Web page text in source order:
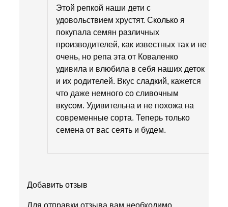
Этой репкой наши дети с
удовольствием хрустят. Сколько я
покупала семян различных
производителей, как известных так и не
очень, но репа эта от Коваленко
удивила и влюбила в себя наших деток
и их родителей. Вкус сладкий, кажется
что даже немного со сливочным
вкусом. Удивительна и не похожа на
современные сорта. Теперь только
семена от вас сеять и будем.
Добавить отзыв
Для отправки отзыва вам необходимо